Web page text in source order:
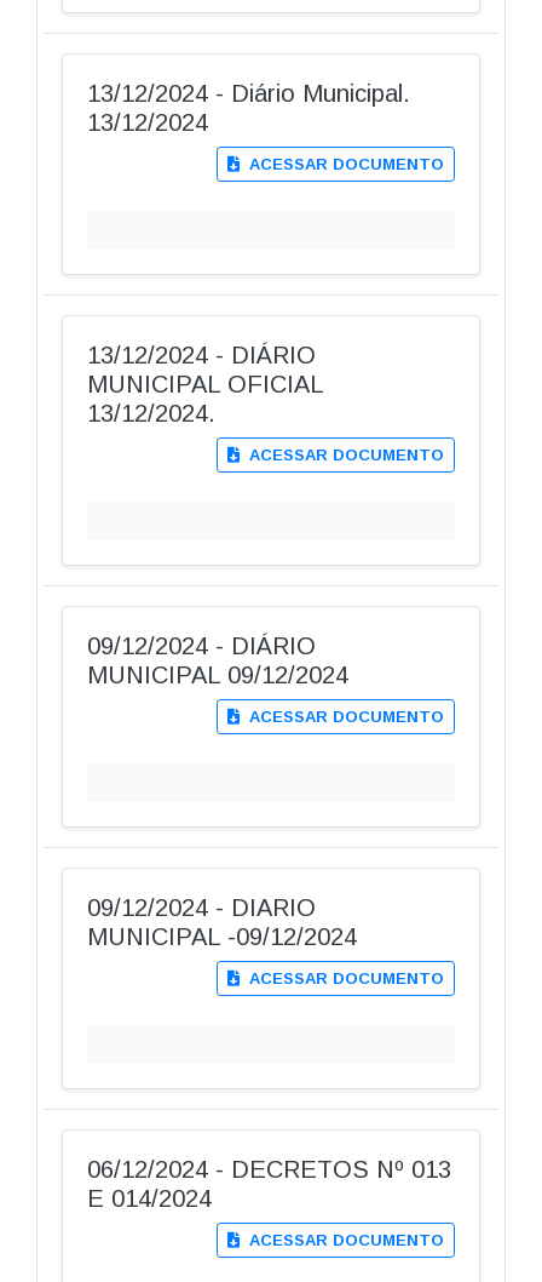
13/12/2024 - Diário Municipal.
13/12/2024
ACESSAR DOCUMENTO
13/12/2024 - DIÁRIO
MUNICIPAL OFICIAL
13/12/2024.
ACESSAR DOCUMENTO
09/12/2024 - DIÁRIO
MUNICIPAL 09/12/2024
ACESSAR DOCUMENTO
09/12/2024 - DIARIO
MUNICIPAL -09/12/2024
ACESSAR DOCUMENTO
06/12/2024 - DECRETOS Nº 013
E 014/2024
ACESSAR DOCUMENTO